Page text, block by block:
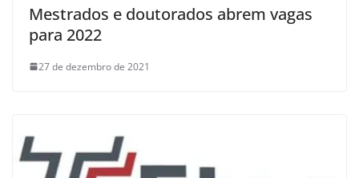
Mestrados e doutorados abrem vagas
para 2022
27 de dezembro de 2021